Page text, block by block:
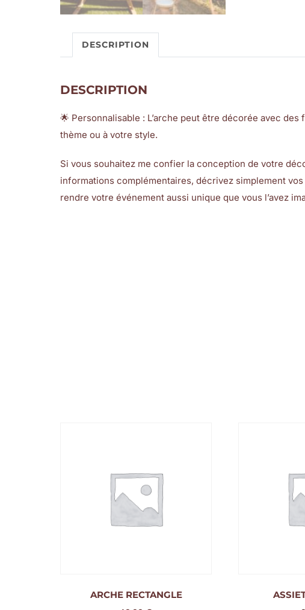
DESCRIPTION
DESCRIPTION
🌟 Personnalisable : L’arche peut être décorée avec
thème ou à votre style.
Si vous souhaitez me confier la conception de votre
informations complémentaires, décrivez simplement
rendre votre événement aussi unique que vous l’avez
ARCHE RECTANGLE